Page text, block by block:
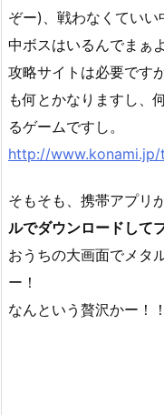
ぞー)、戦わなくてい
中ボスはいるんでまぁよ
攻略サイトは必要です
も何とかなりますし、
るゲームですし。
http://
そもそも、携帯アプリ
ルでダウンロードして
おうちの大画面でメタ
ー！
なんという贅沢かー！！